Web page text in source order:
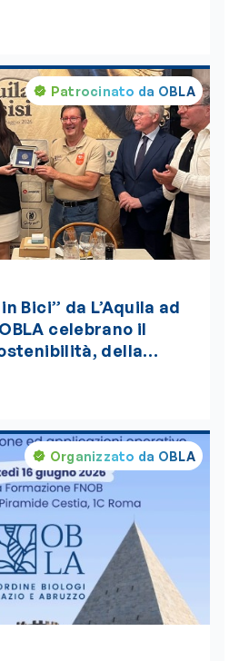
Patrocinato da OBLA
Bici” da L’Aquila ad
celebrano il
della
Organizzato da OBLA